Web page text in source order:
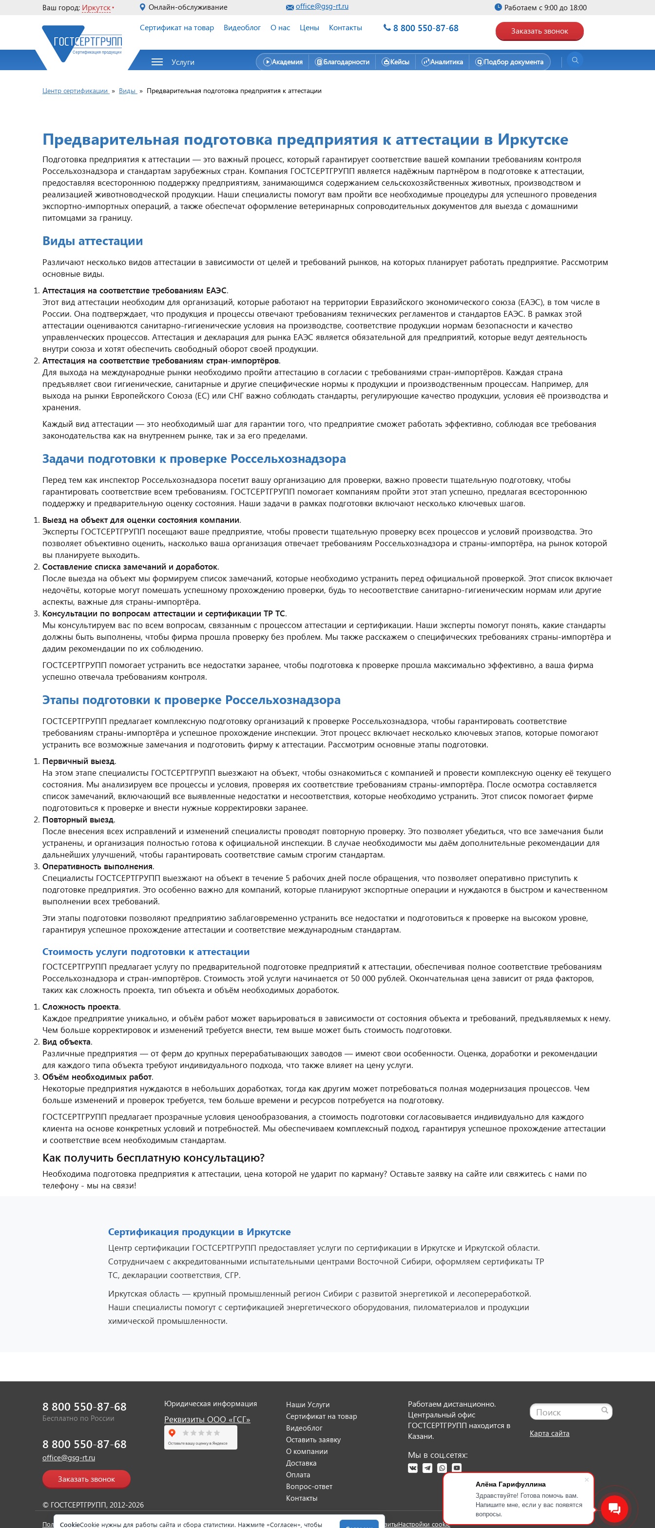
Алёна Гарифуллина
Здравствуйте! Готова помочь вам.
Напишите мне, если у вас появятся
вопросы.
Ваш город: Иркутск Онлайн-обслуживание office@gsg-rt.ru Работаем с 9:00 до 18:00
Сертификат на товар Видеоблог О нас Цены Контакты 8 800 550-87-68 Заказать звонок
Услуги Академия Благодарности Кейсы Аналитика Подбор документа
Центр сертификации » Виды » Предварительная подготовка предприятия к аттестации
Предварительная подготовка предприятия к аттестации в Иркутске
Подготовка предприятия к аттестации — это важный процесс, который гарантирует соответствие вашей компании требованиям контроля
Россельхознадзора и стандартам зарубежных стран. Компания ГОСТСЕРТГРУПП является надёжным партнёром в подготовке к аттестации,
предоставляя всестороннюю поддержку предприятиям, занимающимся содержанием сельскохозяйственных животных, производством и
реализацией животноводческой продукции. Наши специалисты помогут вам пройти все необходимые процедуры для успешного проведения
экспортно-импортных операций, а также обеспечат оформление ветеринарных сопроводительных документов для выезда с домашними
питомцами за границу.
Виды аттестации
Различают несколько видов аттестации в зависимости от целей и требований рынков, на которых планирует работать предприятие. Рассмотрим
основные виды.
Аттестация на соответствие требованиям ЕАЭС.
Этот вид аттестации необходим для организаций, которые работают на территории Евразийского экономического союза (ЕАЭС), в том числе в
России. Она подтверждает, что продукция и процессы отвечают требованиям технических регламентов и стандартов ЕАЭС. В рамках этой
аттестации оцениваются санитарно-гигиенические условия на производстве, соответствие продукции нормам безопасности и качество
управленческих процессов. Аттестация и декларация для рынка ЕАЭС является обязательной для предприятий, которые ведут деятельность
внутри союза и хотят обеспечить свободный оборот своей продукции.
Аттестация на соответствие требованиям стран-импортёров.
Для выхода на международные рынки необходимо пройти аттестацию в согласии с требованиями стран-импортёров. Каждая страна
предъявляет свои гигиенические, санитарные и другие специфические нормы к продукции и производственным процессам. Например, для
выхода на рынки Европейского Союза (ЕС) или СНГ важно соблюдать стандарты, регулирующие качество продукции, условия её производства и
хранения.
Каждый вид аттестации — это необходимый шаг для гарантии того, что предприятие сможет работать эффективно, соблюдая все требования
законодательства как на внутреннем рынке, так и за его пределами.
Задачи подготовки к проверке Россельхознадзора
Перед тем как инспектор Россельхознадзора посетит вашу организацию для проверки, важно провести тщательную подготовку, чтобы
гарантировать соответствие всем требованиям. ГОСТСЕРТГРУПП помогает компаниям пройти этот этап успешно, предлагая всестороннюю
поддержку и предварительную оценку состояния. Наши задачи в рамках подготовки включают несколько ключевых шагов.
Выезд на объект для оценки состояния компании.
Эксперты ГОСТСЕРТГРУПП посещают ваше предприятие, чтобы провести тщательную проверку всех процессов и условий производства. Это
позволяет объективно оценить, насколько ваша организация отвечает требованиям Россельхознадзора и страны-импортёра, на рынок которой
вы планируете выходить.
Составление списка замечаний и доработок.
После выезда на объект мы формируем список замечаний, которые необходимо устранить перед официальной проверкой. Этот список включает
недочёты, которые могут помешать успешному прохождению проверки, будь то несоответствие санитарно-гигиеническим нормам или другие
аспекты, важные для страны-импортёра.
Консультации по вопросам аттестации и сертификации ТР ТС.
Мы консультируем вас по всем вопросам, связанным с процессом аттестации и сертификации. Наши эксперты помогут понять, какие стандарты
должны быть выполнены, чтобы фирма прошла проверку без проблем. Мы также расскажем о специфических требованиях страны-импортёра и
дадим рекомендации по их соблюдению.
ГОСТСЕРТГРУПП помогает устранить все недостатки заранее, чтобы подготовка к проверке прошла максимально эффективно, а ваша фирма
успешно отвечала требованиям контроля.
Этапы подготовки к проверке Россельхознадзора
ГОСТСЕРТГРУПП предлагает комплексную подготовку организаций к проверке Россельхознадзора, чтобы гарантировать соответствие
требованиям страны-импортёра и успешное прохождение инспекции. Этот процесс включает несколько ключевых этапов, которые помогают
устранить все возможные замечания и подготовить фирму к аттестации. Рассмотрим основные этапы подготовки.
Первичный выезд.
На этом этапе специалисты ГОСТСЕРТГРУПП выезжают на объект, чтобы ознакомиться с компанией и провести комплексную оценку её текущего
состояния. Мы анализируем все процессы и условия, проверяя их соответствие требованиям страны-импортёра. После осмотра составляется
список замечаний, включающий все выявленные недостатки и несоответствия, которые необходимо устранить. Этот список помогает фирме
подготовиться к проверке и внести нужные корректировки заранее.
Повторный выезд.
После внесения всех исправлений и изменений специалисты проводят повторную проверку. Это позволяет убедиться, что все замечания были
устранены, и организация полностью готова к официальной инспекции. В случае необходимости мы даём дополнительные рекомендации для
дальнейших улучшений, чтобы гарантировать соответствие самым строгим стандартам.
Оперативность выполнения.
Специалисты ГОСТСЕРТГРУПП выезжают на объект в течение 5 рабочих дней после обращения, что позволяет оперативно приступить к
подготовке предприятия. Это особенно важно для компаний, которые планируют экспортные операции и нуждаются в быстром и качественном
выполнении всех требований.
Эти этапы подготовки позволяют предприятию заблаговременно устранить все недостатки и подготовиться к проверке на высоком уровне,
гарантируя успешное прохождение аттестации и соответствие международным стандартам.
Стоимость услуги подготовки к аттестации
ГОСТСЕРТГРУПП предлагает услугу по предварительной подготовке предприятий к аттестации, обеспечивая полное соответствие требованиям
Россельхознадзора и стран-импортёров. Стоимость этой услуги начинается от 50 000 рублей. Окончательная цена зависит от ряда факторов,
таких как сложность проекта, тип объекта и объём необходимых доработок.
Сложность проекта.
Каждое предприятие уникально, и объём работ может варьироваться в зависимости от состояния объекта и требований, предъявляемых к нему.
Чем больше корректировок и изменений требуется внести, тем выше может быть стоимость подготовки.
Вид объекта.
Различные предприятия — от ферм до крупных перерабатывающих заводов — имеют свои особенности. Оценка, доработки и рекомендации
для каждого типа объекта требуют индивидуального подхода, что также влияет на цену услуги.
Объём необходимых работ.
Некоторые предприятия нуждаются в небольших доработках, тогда как другим может потребоваться полная модернизация процессов. Чем
больше изменений и проверок требуется, тем больше времени и ресурсов потребуется на подготовку.
ГОСТСЕРТГРУПП предлагает прозрачные условия ценообразования, а стоимость подготовки согласовывается индивидуально для каждого
клиента на основе конкретных условий и потребностей. Мы обеспечиваем комплексный подход, гарантируя успешное прохождение аттестации
и соответствие всем необходимым стандартам.
Как получить бесплатную консультацию?
Необходима подготовка предприятия к аттестации, цена которой не ударит по карману? Оставьте заявку на сайте или свяжитесь с нами по
телефону - мы на связи!
Сертификация продукции в Иркутске
Центр сертификации ГОСТСЕРТГРУПП предоставляет услуги по сертификации в Иркутске и Иркутской области.
Сотрудничаем с аккредитованными испытательными центрами Восточной Сибири, оформляем сертификаты ТР
ТС, декларации соответствия, СГР.
Иркутская область — крупный промышленный регион Сибири с развитой энергетикой и лесопереработкой.
Наши специалисты помогут с сертификацией энергетического оборудования, пиломатериалов и продукции
химической промышленности.
8 800 550-87-68
Бесплатно по России
8 800 550-87-68
office@gsg-rt.ru
Заказать звонок
© ГОСТСЕРТГРУПП, 2012-2026
Юридическая информация
Реквизиты ООО «ГСГ»
Наши Услуги
Сертификат на товар
Видеоблог
Оставить заявку
О компании
Доставка
Оплата
Вопрос-ответ
Контакты
Работаем дистанционно.
Центральный офис
ГОСТСЕРТГРУПП находится в
Казани.
Мы в соц.сетях:
Карта сайта
Политика персональных данныхСогласие на обработку данныхУсловия оказания услуг Претензии и возврат РеквизитыНастройки cookie
CookieCookie нужны для работы сайта и сбора статистики. Нажмите «Согласен», чтобы